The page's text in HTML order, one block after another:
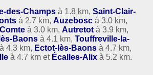
des-Champsà 1.8 km, Saint-Clair-
à 2.7 km, Auzebosc à 3.0 km,
à 3.0 km, Autretot à 3.9 km,
Baons à 4.1 km, Touffreville-la-
4.3 km, Ectot-lès-Baonsà 4.7 km,
à 4.7 km et Écalles-Alixà 5.2 km.